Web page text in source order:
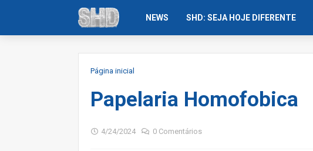
NEWS SHD: SEJA HOJE DIFERENTE
Página inicial
Papelaria Homofobica
4/24/2024 0 Comentários